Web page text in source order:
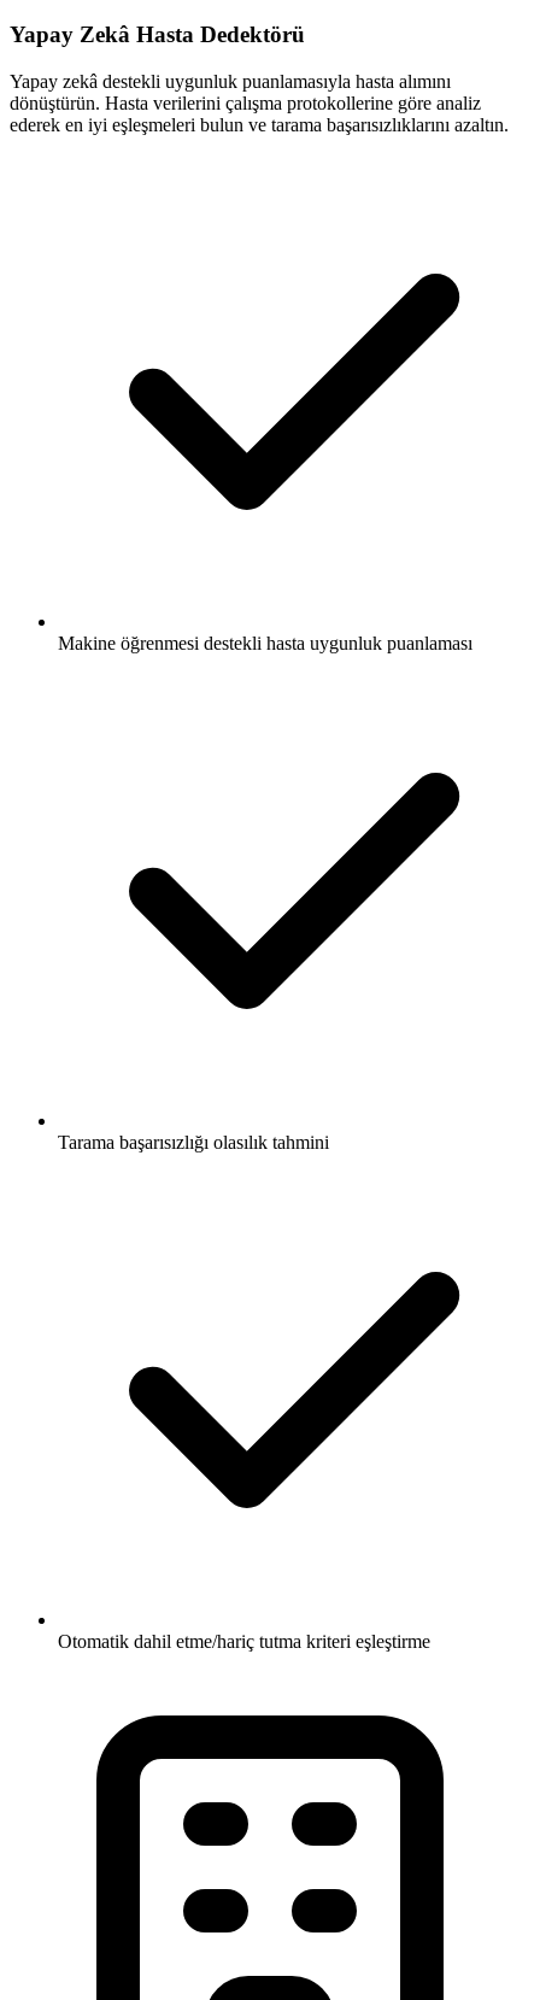
Yapay Zekâ Hasta Dedektörü
Yapay zekâ destekli uygunluk puanlamasıyla hasta alımını
dönüştürün. Hasta verilerini çalışma protokollerine göre analiz
ederek en iyi eşleşmeleri bulun ve tarama başarısızlıklarını azaltın.
Makine öğrenmesi destekli hasta uygunluk puanlaması
Tarama başarısızlığı olasılık tahmini
Otomatik dahil etme/hariç tutma kriteri eşleştirme